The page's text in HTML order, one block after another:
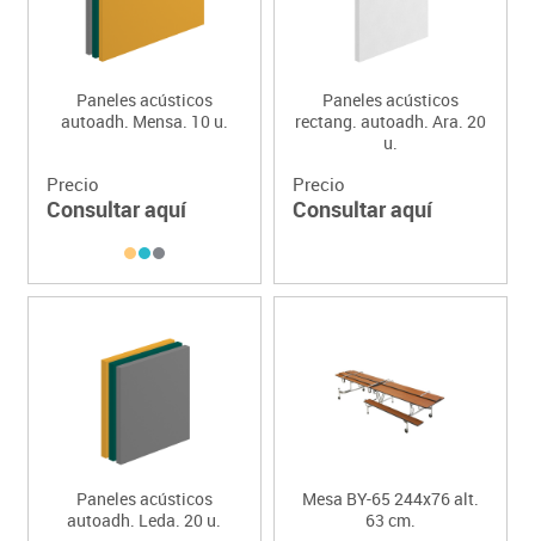
Paneles acústicos
autoadh. Mensa. 10 u.
Precio
Consultar aquí
Paneles acústicos
rectang. autoadh. Ara. 20
u.
Precio
Consultar aquí
Paneles acústicos
autoadh. Leda. 20 u.
Mesa BY-65 244x76 alt.
63 cm.